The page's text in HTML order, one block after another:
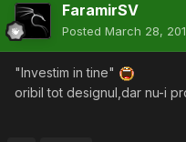
FaramirSV
Posted March 28,
"Investim in tine"
oribil tot designul,dar nu-i